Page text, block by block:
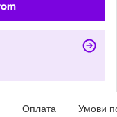
Оплата Умови